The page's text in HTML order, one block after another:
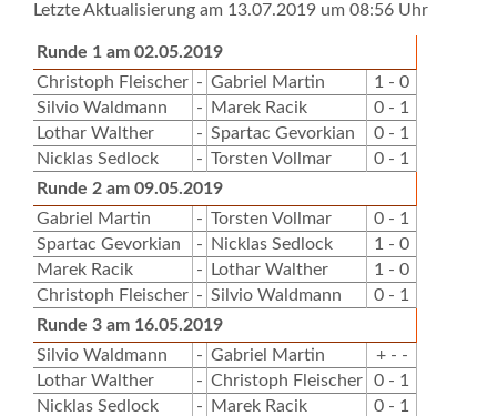
Letzte Aktualisierung am 13.07.2019 um 08:56 Uhr
Runde 1 am 02.05.2019
Christoph Fleischer - Gabriel Martin
1 - 0
Silvio Waldmann
- Marek Racik
0 - 1
Lothar Walther
- Spartac Gevorkian
0 - 1
Nicklas Sedlock
- Torsten Vollmar
0 - 1
Runde 2 am 09.05.2019
Gabriel Martin
- Torsten Vollmar
0 - 1
Spartac Gevorkian
- Nicklas Sedlock
1 - 0
Marek Racik
- Lothar Walther
1 - 0
Christoph Fleischer - Silvio Waldmann
0 - 1
Runde 3 am 16.05.2019
Silvio Waldmann
- Gabriel Martin
+ - -
Lothar Walther
- Christoph Fleischer
0 - 1
Nicklas Sedlock
- Marek Racik
0 - 1